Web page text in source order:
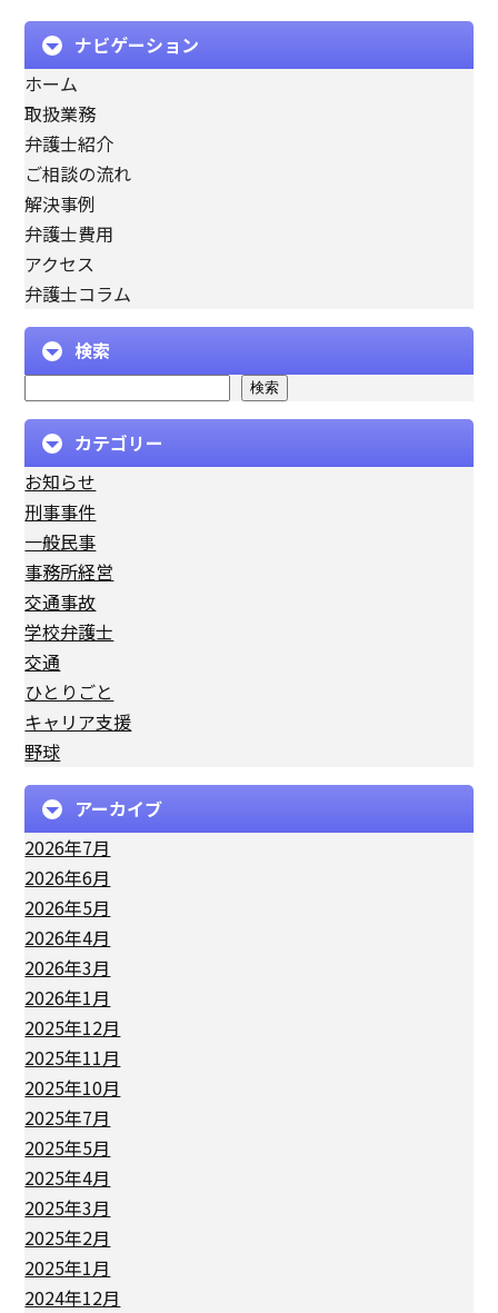
ナビゲーション
ホーム
取扱業務
弁護士紹介
ご相談の流れ
解決事例
弁護士費用
アクセス
弁護士コラム
検索
検索
カテゴリー
お知らせ
刑事事件
一般民事
事務所経営
交通事故
学校弁護士
交通
ひとりごと
キャリア支援
野球
アーカイブ
2026年7月
2026年6月
2026年5月
2026年4月
2026年3月
2026年1月
2025年12月
2025年11月
2025年10月
2025年7月
2025年5月
2025年4月
2025年3月
2025年2月
2025年1月
2024年12月